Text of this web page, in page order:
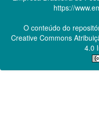
https://
O conteúdo do
Creative Commons
4.0